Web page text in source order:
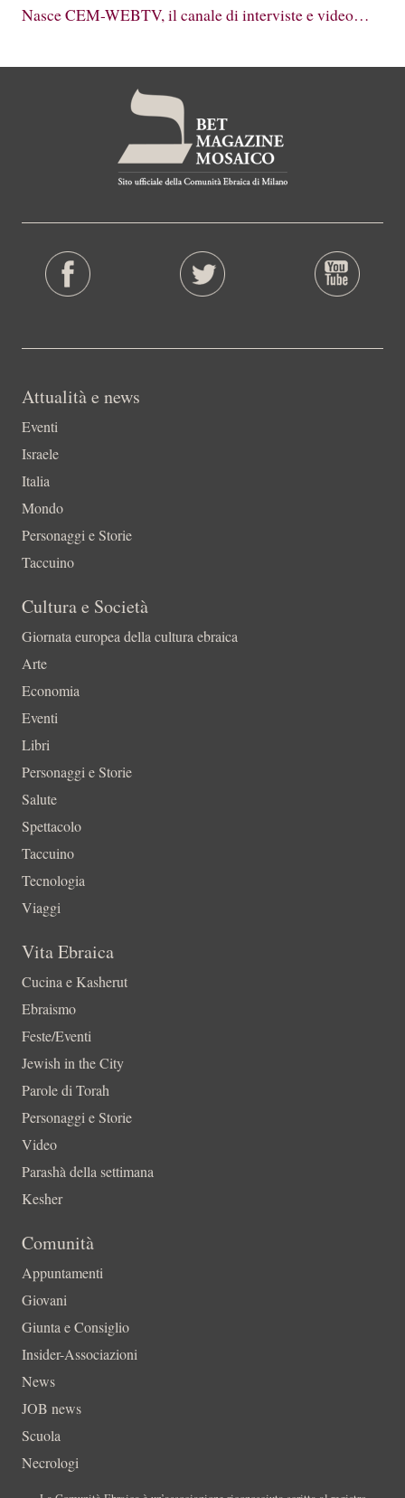
Nasce CEM-WEBTV, il canale di interviste e video…
Attualità e news
Eventi
Israele
Italia
Mondo
Personaggi e Storie
Taccuino
Cultura e Società
Giornata europea della cultura ebraica
Arte
Economia
Eventi
Libri
Personaggi e Storie
Salute
Spettacolo
Taccuino
Tecnologia
Viaggi
Vita Ebraica
Cucina e Kasherut
Ebraismo
Feste/Eventi
Jewish in the City
Parole di Torah
Personaggi e Storie
Video
Parashà della settimana
Kesher
Comunità
Appuntamenti
Giovani
Giunta e Consiglio
Insider-Associazioni
News
JOB news
Scuola
Necrologi